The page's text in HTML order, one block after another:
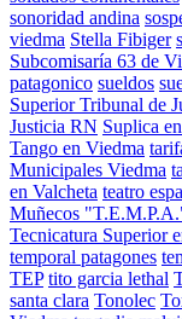
sonoridad andina
viedma Stella Fibiger
Subcomisaría 63 de
patagonico sueldos
Superior Tribunal de
Justicia RN Suplica
Tango en Viedma
Municipales Viedma
en Valcheta teatro
Muñecos
Tecnicatura Superior
temporal patagones
TEP tito garcia lethal
santa clara Tonolec